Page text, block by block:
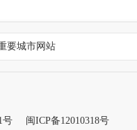
要城市网站
号 闽ICP备12010318号